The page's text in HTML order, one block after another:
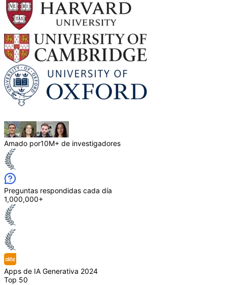
Amado por10M+ de investigadores
Preguntas respondidas cada día
1,000,000+
Apps de IA Generativa 2024
Top 50